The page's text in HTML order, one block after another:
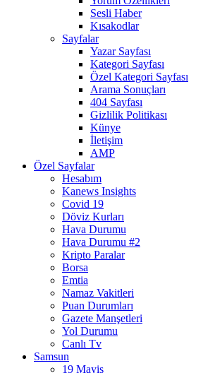
Sesli Haber
Kısakodlar
Sayfalar
Yazar Sayfası
Kategori Sayfası
Özel Kategori Sayfası
Arama Sonuçları
404 Sayfası
Gizlilik Politikası
Künye
İletişim
AMP
Özel Sayfalar
Hesabım
Kanews Insights
Covid 19
Döviz Kurları
Hava Durumu
Hava Durumu #2
Kripto Paralar
Borsa
Emtia
Namaz Vakitleri
Puan Durumları
Gazete Manşetleri
Yol Durumu
Canlı Tv
Samsun
19 Mayis